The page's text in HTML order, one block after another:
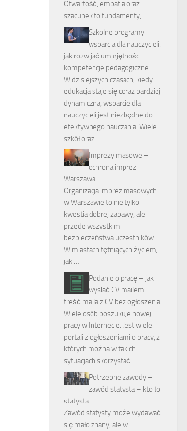
Otwartość, empatia oraz
szacunek to fundamenty, …
Szkolne programy
wsparcia dla nauczycieli:
jak rozwijać umiejętności i
kompetencje pedagogiczne
W dzisiejszych czasach, kiedy
edukacja staje się coraz bardziej
dynamiczna, wsparcie dla
nauczycieli jest niezbędne do
efektywnego nauczania. Wiele
szkół oraz …
Imprezy masowe –
ochrona imprez
Warszawa
Organizacja imprez masowych
w Warszawie to nie tylko
kwestia dobrej zabawy, ale
przede wszystkim
bezpieczeństwa uczestników.
W miastach tętniących życiem,
jak …
Podanie o pracę – jak
wysłać CV mailem –
treść maila z CV bez ogłoszenia
Wiele osób poszukuje nowej
pracy w Internecie. Jest wiele
portali z ogłoszeniami o pracy, z
których można w takich
sytuacjach skorzystać. …
Potrzebne zawody –
zawód statysta – kto to
statysta.
Zawód statysty może wydawać
się mało znany, ale w